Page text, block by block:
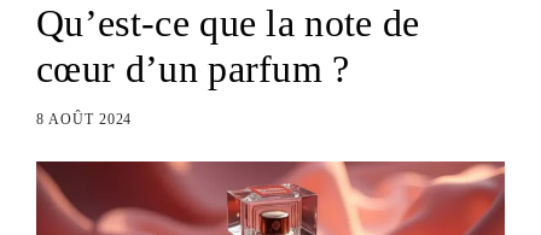
Qu’est-ce que la note de
cœur d’un parfum ?
8 AOÛT 2024